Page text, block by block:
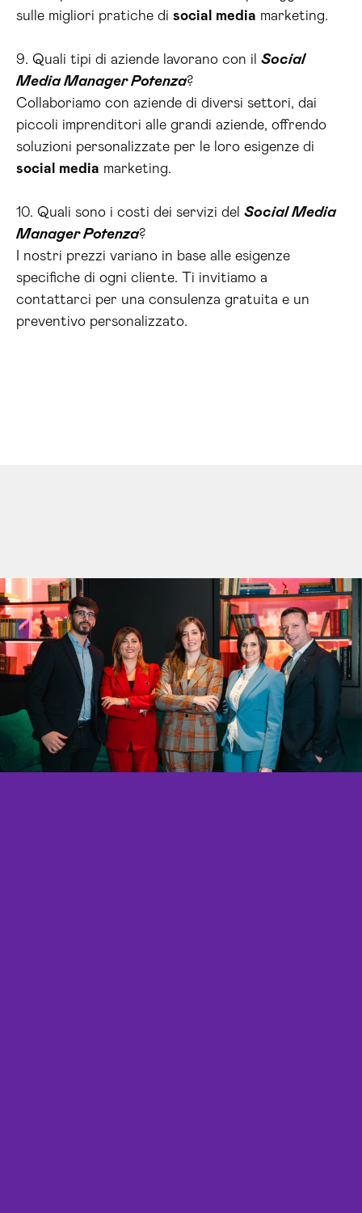
sulle migliori pratiche di social media marketing.
9. Quali tipi di aziende lavorano con il Social
Media Manager Potenza?
Collaboriamo con aziende di diversi settori, dai
piccoli imprenditori alle grandi aziende, offrendo
soluzioni personalizzate per le loro esigenze di
social media marketing.
10. Quali sono i costi dei servizi del Social Media
Manager Potenza?
I nostri prezzi variano in base alle esigenze
specifiche di ogni cliente. Ti invitiamo a
contattarci per una consulenza gratuita e un
preventivo personalizzato.